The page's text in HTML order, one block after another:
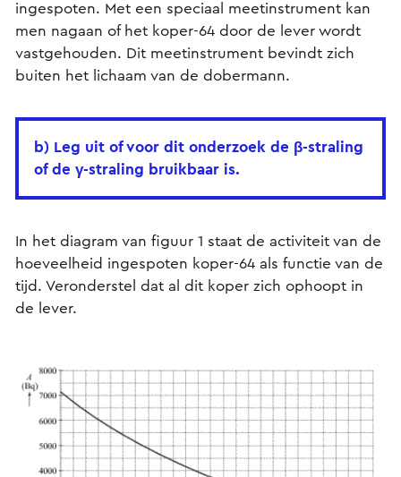
ingespoten. Met een speciaal meetinstrument kan
men nagaan of het koper-64 door de lever wordt
vastgehouden. Dit meetinstrument bevindt zich
buiten het lichaam van de dobermann.
b) Leg uit of voor dit onderzoek de β-straling
of de γ-straling bruikbaar is.
In het diagram van figuur 1 staat de activiteit van de
hoeveelheid ingespoten koper-64 als functie van de
tijd. Veronderstel dat al dit koper zich ophoopt in
de lever.